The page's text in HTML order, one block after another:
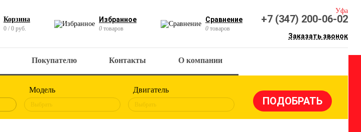
Корзина
0 / 0 руб.
Избранное
0 товаров
Сравнение
0 товаров
Уфа
+7 (347) 200-06-02
Заказать звонок
Покупателю Контакты О компании
Модель
Выбрать
Двигатель
Выбрать